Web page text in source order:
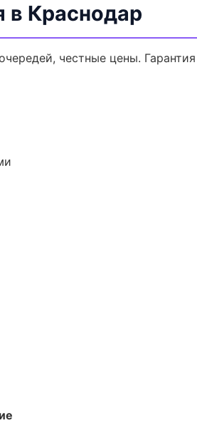
в Краснодар
честные цены.